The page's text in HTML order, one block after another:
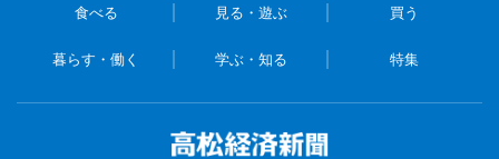
食べる 見る・遊ぶ 買う
暮らす・働く 学ぶ・知る 特集